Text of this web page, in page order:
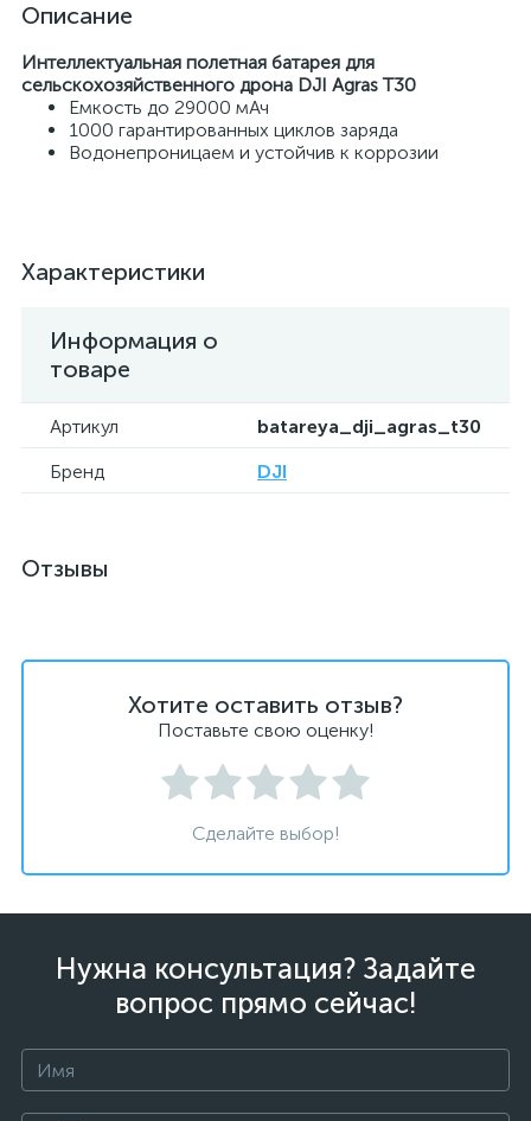
Описание
Интеллектуальная полетная батарея для
сельскохозяйственного дрона DJI Agras T30
Емкость до 29000 мАч
1000 гарантированных циклов заряда
Водонепроницаем и устойчив к коррозии
Характеристики
Информация о
товаре
Артикул
batareya_dji_agras_t30
Бренд
DJI
Отзывы
Хотите оставить отзыв?
Поставьте свою оценку!
Сделайте выбор!
Нужна консультация? Задайте
вопрос прямо сейчас!